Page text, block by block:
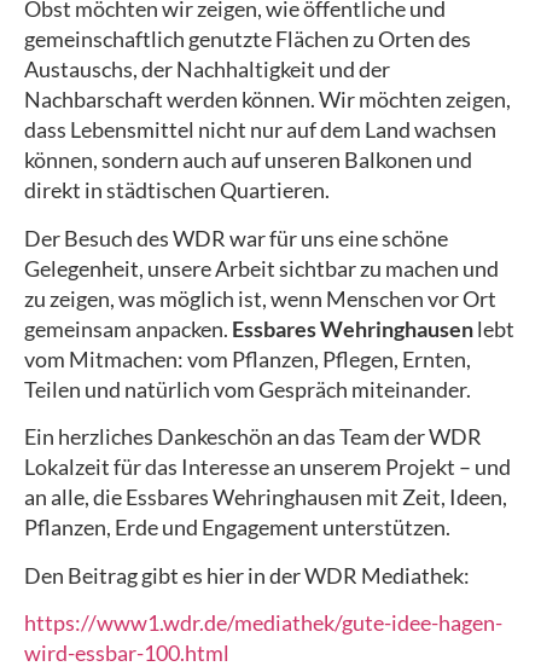
Obst möchten wir zeigen, wie öffentliche und
gemeinschaftlich genutzte Flächen zu Orten des
Austauschs, der Nachhaltigkeit und der
Nachbarschaft werden können. Wir möchten zeigen,
dass Lebensmittel nicht nur auf dem Land wachsen
können, sondern auch auf unseren Balkonen und
direkt in städtischen Quartieren.
Der Besuch des WDR war für uns eine schöne
Gelegenheit, unsere Arbeit sichtbar zu machen und
zu zeigen, was möglich ist, wenn Menschen vor Ort
gemeinsam anpacken. Essbares Wehringhausenlebt
vom Mitmachen: vom Pflanzen, Pflegen, Ernten,
Teilen und natürlich vom Gespräch miteinander.
Ein herzliches Dankeschön an das Team der WDR
Lokalzeit für das Interesse an unserem Projekt – und
an alle, die Essbares Wehringhausen mit Zeit, Ideen,
Pflanzen, Erde und Engagement unterstützen.
Den Beitrag gibt es hier in der WDR Mediathek:
https://www1.wdr.de/mediathek/gute-idee-hagen-
wird-essbar-100.html